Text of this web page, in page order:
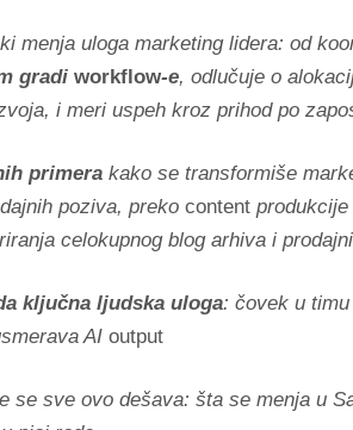
menja uloga marketing lidera: od
gradi workflow-e, odlučuje o
i meri uspeh kroz prihod po
primera kako se transformiše
poziva, preko content
celokupnog blog arhiva i
ključna ljudska uloga: čovek u
AI output
se sve ovo dešava: šta se menja u